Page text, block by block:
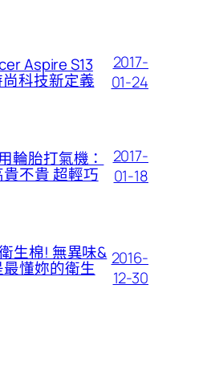
Aspire S13
科技新定義
2017-
01-24
輪胎打氣機：
不貴 超輕巧
2017-
01-18
生棉! 無異味&
懂妳的衛生
2016-
12-30